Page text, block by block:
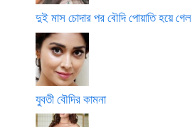
দুই মাস চোদার পর বৌদি পোয়াতি হয়ে গেল
যুবতী বৌদির কামনা